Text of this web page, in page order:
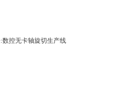
数控无卡轴旋切生产线